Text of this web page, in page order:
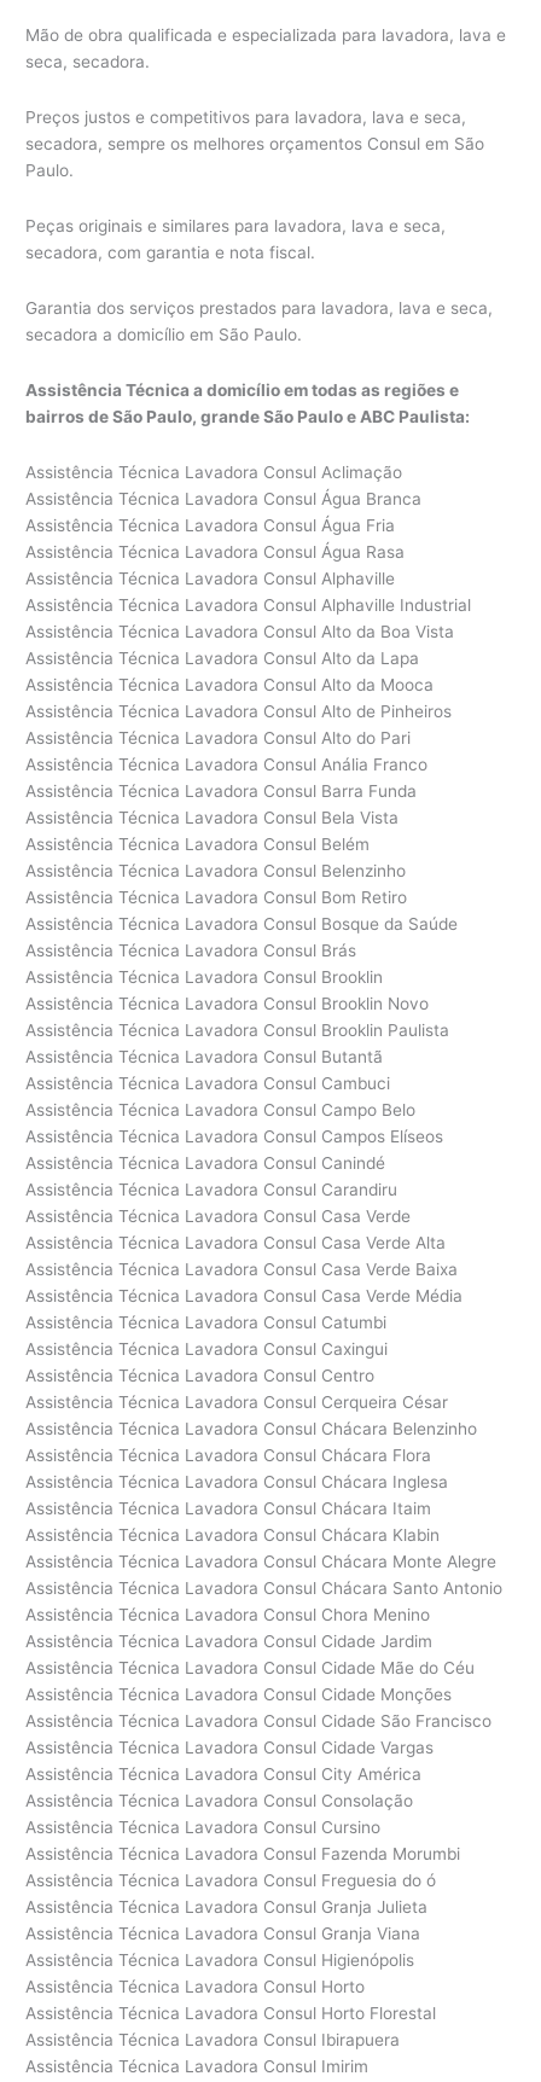
Mão de obra qualificada e especializada para lavadora, lava e
seca, secadora.
Preços justos e competitivos para lavadora, lava e seca,
secadora, sempre os melhores orçamentos Consul em São
Paulo.
Peças originais e similares para lavadora, lava e seca,
secadora, com garantia e nota fiscal.
Garantia dos serviços prestados para lavadora, lava e seca,
secadora a domicílio em São Paulo.
Assistência Técnica a domicílio em todas as regiões e
bairros de São Paulo, grande São Paulo e ABC Paulista:
Assistência Técnica Lavadora Consul Aclimação
Assistência Técnica Lavadora Consul Água Branca
Assistência Técnica Lavadora Consul Água Fria
Assistência Técnica Lavadora Consul Água Rasa
Assistência Técnica Lavadora Consul Alphaville
Assistência Técnica Lavadora Consul Alphaville Industrial
Assistência Técnica Lavadora Consul Alto da Boa Vista
Assistência Técnica Lavadora Consul Alto da Lapa
Assistência Técnica Lavadora Consul Alto da Mooca
Assistência Técnica Lavadora Consul Alto de Pinheiros
Assistência Técnica Lavadora Consul Alto do Pari
Assistência Técnica Lavadora Consul Anália Franco
Assistência Técnica Lavadora Consul Barra Funda
Assistência Técnica Lavadora Consul Bela Vista
Assistência Técnica Lavadora Consul Belém
Assistência Técnica Lavadora Consul Belenzinho
Assistência Técnica Lavadora Consul Bom Retiro
Assistência Técnica Lavadora Consul Bosque da Saúde
Assistência Técnica Lavadora Consul Brás
Assistência Técnica Lavadora Consul Brooklin
Assistência Técnica Lavadora Consul Brooklin Novo
Assistência Técnica Lavadora Consul Brooklin Paulista
Assistência Técnica Lavadora Consul Butantã
Assistência Técnica Lavadora Consul Cambuci
Assistência Técnica Lavadora Consul Campo Belo
Assistência Técnica Lavadora Consul Campos Elíseos
Assistência Técnica Lavadora Consul Canindé
Assistência Técnica Lavadora Consul Carandiru
Assistência Técnica Lavadora Consul Casa Verde
Assistência Técnica Lavadora Consul Casa Verde Alta
Assistência Técnica Lavadora Consul Casa Verde Baixa
Assistência Técnica Lavadora Consul Casa Verde Média
Assistência Técnica Lavadora Consul Catumbi
Assistência Técnica Lavadora Consul Caxingui
Assistência Técnica Lavadora Consul Centro
Assistência Técnica Lavadora Consul Cerqueira César
Assistência Técnica Lavadora Consul Chácara Belenzinho
Assistência Técnica Lavadora Consul Chácara Flora
Assistência Técnica Lavadora Consul Chácara Inglesa
Assistência Técnica Lavadora Consul Chácara Itaim
Assistência Técnica Lavadora Consul Chácara Klabin
Assistência Técnica Lavadora Consul Chácara Monte Alegre
Assistência Técnica Lavadora Consul Chácara Santo Antonio
Assistência Técnica Lavadora Consul Chora Menino
Assistência Técnica Lavadora Consul Cidade Jardim
Assistência Técnica Lavadora Consul Cidade Mãe do Céu
Assistência Técnica Lavadora Consul Cidade Monções
Assistência Técnica Lavadora Consul Cidade São Francisco
Assistência Técnica Lavadora Consul Cidade Vargas
Assistência Técnica Lavadora Consul City América
Assistência Técnica Lavadora Consul Consolação
Assistência Técnica Lavadora Consul Cursino
Assistência Técnica Lavadora Consul Fazenda Morumbi
Assistência Técnica Lavadora Consul Freguesia do ó
Assistência Técnica Lavadora Consul Granja Julieta
Assistência Técnica Lavadora Consul Granja Viana
Assistência Técnica Lavadora Consul Higienópolis
Assistência Técnica Lavadora Consul Horto
Assistência Técnica Lavadora Consul Horto Florestal
Assistência Técnica Lavadora Consul Ibirapuera
Assistência Técnica Lavadora Consul Imirim